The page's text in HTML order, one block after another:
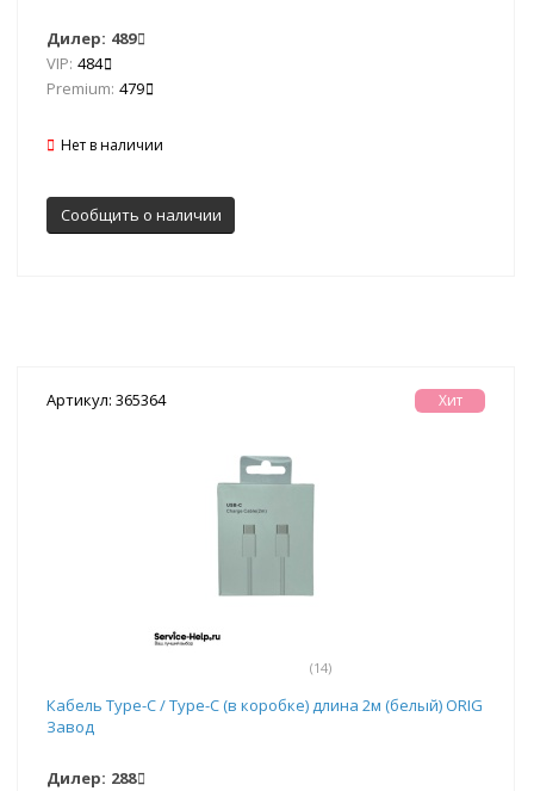
Дилер: 489
VIP: 484
Premium: 479
Нет в наличии
Сообщить о наличии
Артикул: 365364
(14)
Хит
Кабель Type-C / Type-C (в коробке) длина 2м (белый) ORIG
Завод
Дилер: 288